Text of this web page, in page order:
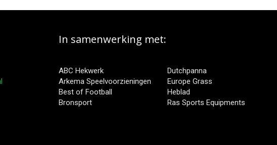
In samenwerking met:
ABC Hekwerk
Arkema Speelvoorzieningen
Best of Football
Bronsport
Dutchpanna
Europe Grass
Heblad
Ras Sports Equipments